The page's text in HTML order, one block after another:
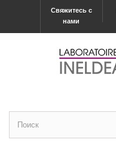
Свяжитесь с
нами